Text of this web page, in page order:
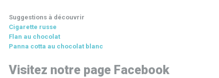
Suggestions à découvrir
Cigarette russe
Flan au chocolat
Panna cotta au chocolat blanc
Visitez notre page Facebook